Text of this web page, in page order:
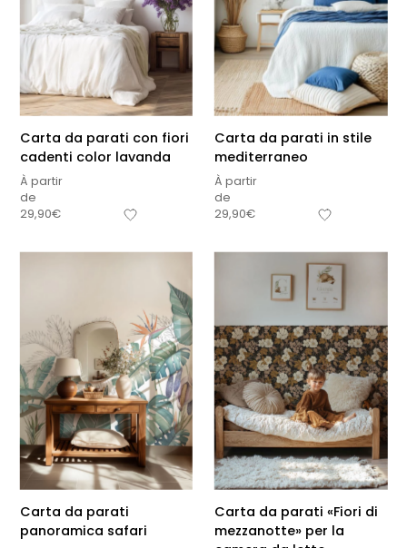
Carta da parati con fiori
cadenti color lavanda
À partir
de
29,90€
Carta da parati in stile
mediterraneo
À partir
de
29,90€
Carta da parati
panoramica safari
Carta da parati «Fiori di
mezzanotte» per la